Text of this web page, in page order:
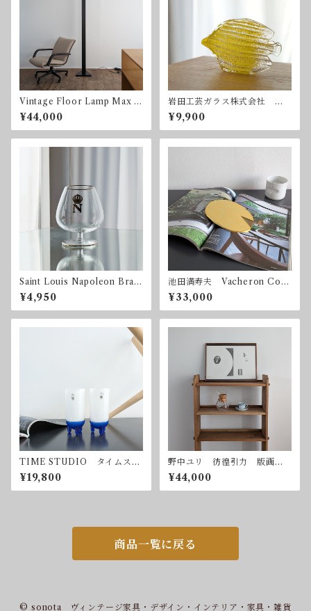
Vintage Floor Lamp Max H
igh 1980mm ヴィンテー
ジ フロアランプ 調光器
¥44,000
岩田工芸ガラス株式会社
魚
¥9,900
Saint Louis Napoleon Bran
dy Glass サンルイ ナポレ
オン フランス ブランデ
ー クリスタル
¥4,950
池田満寿夫 Vacheron Cons
tantin 1992 限定300
¥33,000
TIME STUDIO タイムスタ
ジオ グラス2客セット ポス
トモダンデザイン
¥19,800
野中ユリ 彷徨引力 版画
額付属
¥44,000
商品一覧に戻る
© sonota ヴィンテージ家具・デザイン・インテリア・家具・雑貨